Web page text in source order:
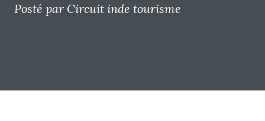
Posté par Circuit inde tourisme